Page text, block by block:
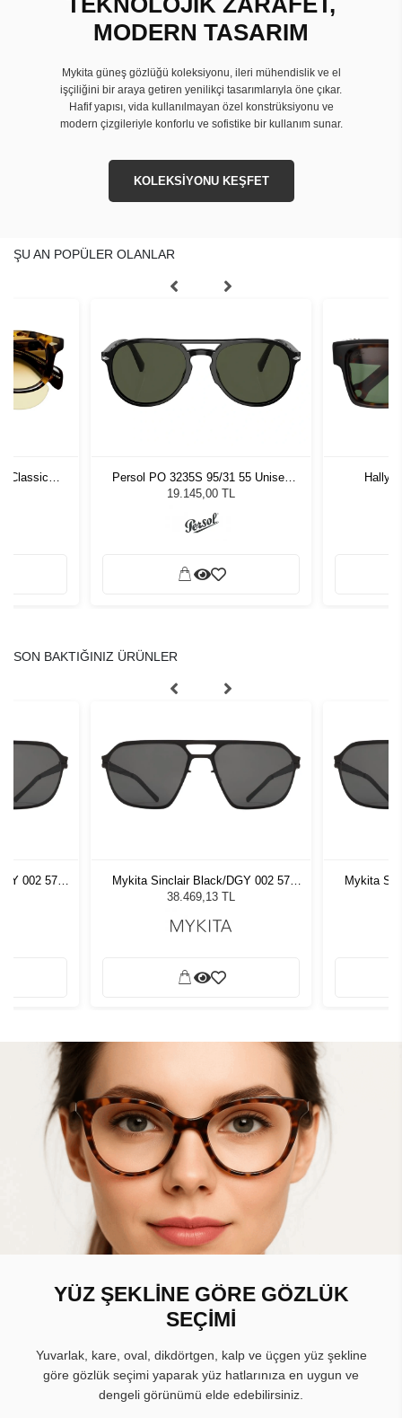
MODERN TASARIM
Mykita güneş gözlüğü koleksiyonu, ileri mühendislik ve el
işçiliğini bir araya getiren yenilikçi tasarımlarıyla öne çıkar.
Hafif yapısı, vida kullanılmayan özel konstrüksiyonu ve
modern çizgileriyle konforlu ve sofistike bir kullanım sunar.
KOLEKSİYONU KEŞFET
ŞU AN POPÜLER OLANLAR
Classic
Persol PO 3235S 95/31 55 Unisex
Güneş Gözlüğü
19.145,00 TL
Hally
SON BAKTIĞINIZ ÜRÜNLER
002 57
Mykita Sinclair Black/DGY 002 57
Erkek Güneş Gözlüğü
38.469,13 TL
Mykita
YÜZ ŞEKLİNE GÖRE GÖZLÜK
SEÇİMİ
Yuvarlak, kare, oval, dikdörtgen, kalp ve üçgen yüz şekline
göre gözlük seçimi yaparak yüz hatlarınıza en uygun ve
dengeli görünümü elde edebilirsiniz.